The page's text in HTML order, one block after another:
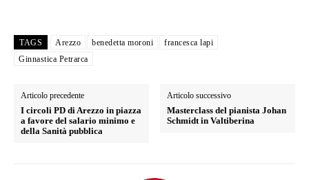
TAGS Arezzo benedetta moroni
francesca lapi
Ginnastica Petrarca
Articolo precedente
I circoli PD di Arezzo in piazza
a favore del salario minimo e
della Sanità pubblica
Articolo successivo
Masterclass del pianista Johan
Schmidt in Valtiberina